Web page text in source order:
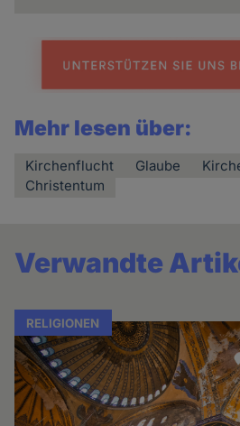
Mehr lesen über:
Kirchenflucht Glaube
Christentum
Verwandte
RELIGIONEN